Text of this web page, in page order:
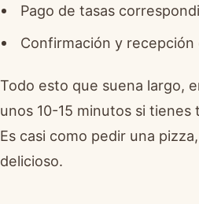
Pago de tasas
Confirmación y
Todo esto que suena largo,
unos 10-15 minutos si tienes
Es casi como pedir una
delicioso.